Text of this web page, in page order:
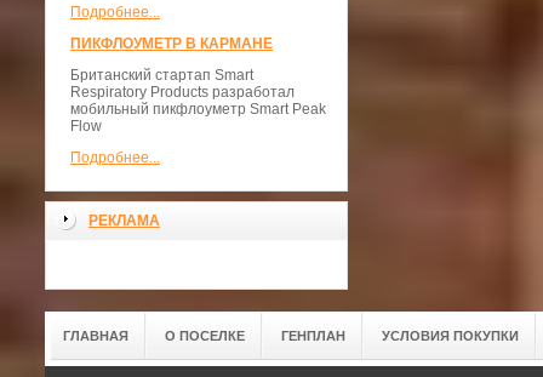
Подробнее...
ПИКФЛОУМЕТР В КАРМАНЕ
Британский стартап Smart
Respiratory Products разработал
мобильный пикфлоуметр Smart Peak
Flow
Подробнее...
РЕКЛАМА
ГЛАВНАЯ О ПОСЕЛКЕ ГЕНПЛАН УСЛОВИЯ ПОКУПКИ